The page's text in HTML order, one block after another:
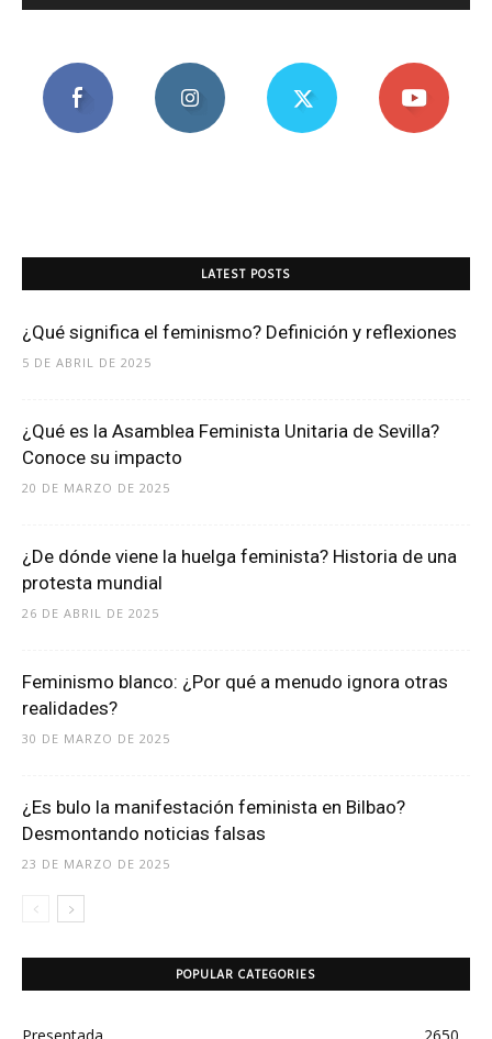
LATEST POSTS
¿Qué significa el feminismo? Definición y reflexiones
5 DE ABRIL DE 2025
¿Qué es la Asamblea Feminista Unitaria de Sevilla?
Conoce su impacto
20 DE MARZO DE 2025
¿De dónde viene la huelga feminista? Historia de una
protesta mundial
26 DE ABRIL DE 2025
Feminismo blanco: ¿Por qué a menudo ignora otras
realidades?
30 DE MARZO DE 2025
¿Es bulo la manifestación feminista en Bilbao?
Desmontando noticias falsas
23 DE MARZO DE 2025
POPULAR CATEGORIES